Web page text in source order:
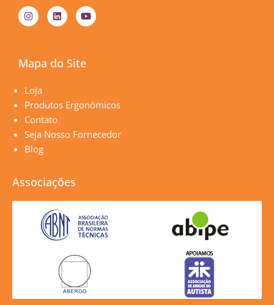
I
n
s
r
a
L
i
n
i
n
Y
o
u
e
Mapa do Site
Loja
Produtos Ergonômicos
Contato
Seja Nosso Fornecedor
Blog
Associações